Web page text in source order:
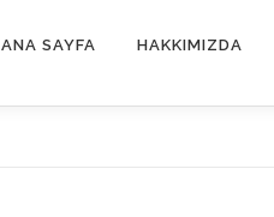
ANA SAYFA HAKKIMIZDA